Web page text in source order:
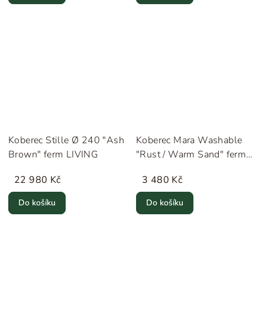
Koberec Stille Ø 240 "Ash
Brown" ferm LIVING
22 980 Kč
Do košíku
Koberec Mara Washable
"Rust / Warm Sand" ferm
3 480 Kč
Do košíku